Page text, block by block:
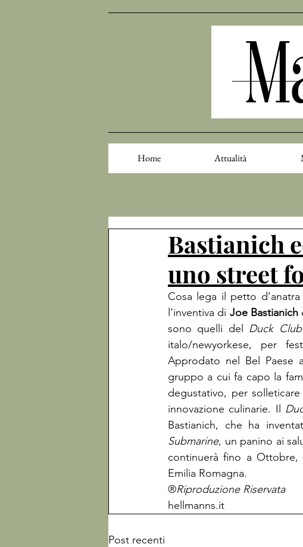
Home Attualità
Bastianich
uno street
Cosa lega il petto
l’inventiva di Joe Bastianich
sono quelli del Duck
italo/newyorkese, per
Approdato nel Bel Paese
gruppo a cui fa capo la
degustativo, per
innovazione culinarie. Il
Bastianich, che ha
Submarine, un panino ai
continuerà fino a
Emilia Romagna.
®Riproduzione Riservata
hellmanns.it
Post recenti